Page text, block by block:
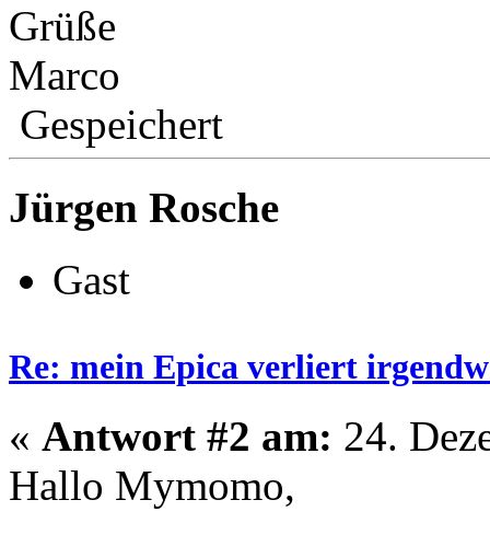
Grüße
Marco
Gespeichert
Jürgen Rosche
Gast
Re: mein Epica verliert
« Antwort #2 am: 24.
Hallo Mymomo,